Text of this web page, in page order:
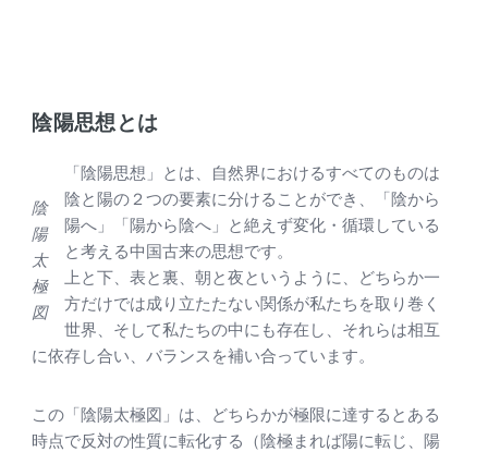
陰陽思想とは
陰
陽
太
極
図
「陰陽思想」とは、自然界におけるすべてのものは
陰と陽の２つの要素に分けることができ、「陰から
陽へ」「陽から陰へ」と絶えず変化・循環している
と考える中国古来の思想です。
上と下、表と裏、朝と夜というように、どちらか一
方だけでは成り立たたない関係が私たちを取り巻く
世界、そして私たちの中にも存在し、それらは相互
に依存し合い、バランスを補い合っています。
この「陰陽太極図」は、どちらかが極限に達するとある
時点で反対の性質に転化する（陰極まれば陽に転じ、陽